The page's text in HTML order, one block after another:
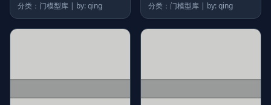
分类：门模型库 | by: qing 分类：门模型库 | by: qing